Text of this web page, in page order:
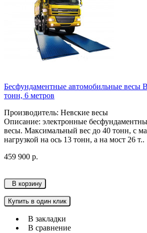
Бесфундаментные автомобильные
тонн, 6 метров
Производитель: Невские весы
Описание: электронные
весы. Максимальный вес до 40 тонн, с
нагрузкой на ось 13 тонн, а на мост 26 т..
459 900 р.
В корзину
Купить в один клик
В закладки
В сравнение